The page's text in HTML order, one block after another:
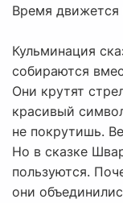
Время движется
Кульминация
собираются
Они крутят
красивый
не покрутишь.
Но в сказке
пользуются.
они